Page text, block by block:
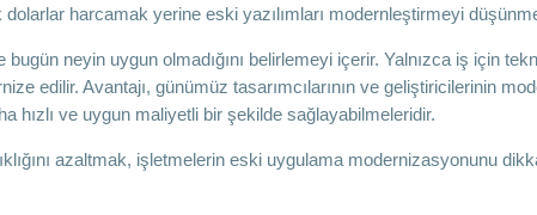
dolarlar harcamak yerine eski yazılımları modernleştirmeyi
bugün neyin uygun olmadığını belirlemeyi içerir. Yalnızca iş için
edilir. Avantajı, günümüz tasarımcılarının ve geliştiricilerinin
hızlı ve uygun maliyetli bir şekilde sağlayabilmeleridir.
azaltmak, işletmelerin eski uygulama modernizasyonunu